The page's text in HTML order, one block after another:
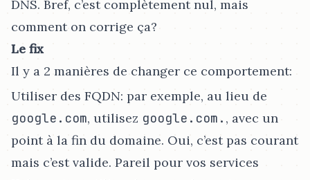
DNS. Bref, c’est complètement nul, mais
comment on corrige ça?
Le fix
Il y a 2 manières de changer ce comportement:
Utiliser des FQDN: par exemple, au lieu de
google.com, utilisez google.com. , avec un
point à la fin du domaine. Oui, c’est pas courant
mais c’est valide. Pareil pour vos services